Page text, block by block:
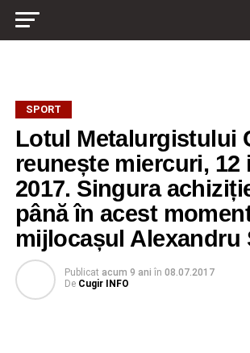
SPORT
Lotul Metalurgistului
reunește miercuri, 12
2017. Singura
până în acest
mijlocașul Alexandru
Publicat acum 9 ani în 08.07.2017
De Cugir INFO